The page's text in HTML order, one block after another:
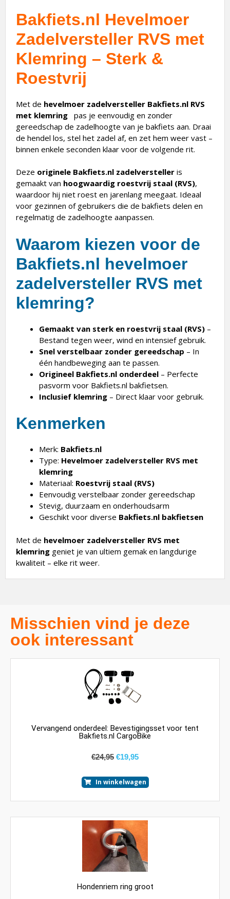
Bakfiets.nl Hevelmoer
Zadelversteller RVS met
Klemring – Sterk &
Roestvrij
Met de hevelmoer zadelversteller Bakfiets.nl RVS
met klemring pas je eenvoudig en zonder
gereedschap de zadelhoogte van je bakfiets aan. Draai
de hendel los, stel het zadel af, en zet hem weer vast –
binnen enkele seconden klaar voor de volgende rit.
Deze originele Bakfiets.nl zadelversteller is
gemaakt van hoogwaardig roestvrij staal (RVS),
waardoor hij niet roest en jarenlang meegaat. Ideaal
voor gezinnen of gebruikers die de bakfiets delen en
regelmatig de zadelhoogte aanpassen.
Waarom kiezen voor de
Bakfiets.nl hevelmoer
zadelversteller RVS met
klemring?
Gemaakt van sterk en roestvrij staal (RVS) –
Bestand tegen weer, wind en intensief gebruik.
Snel verstelbaar zonder gereedschap – In
één handbeweging aan te passen.
Origineel Bakfiets.nl onderdeel – Perfecte
pasvorm voor Bakfiets.nl bakfietsen.
Inclusief klemring – Direct klaar voor gebruik.
Kenmerken
Merk: Bakfiets.nl
Type: Hevelmoer zadelversteller RVS met
klemring
Materiaal: Roestvrij staal (RVS)
Eenvoudig verstelbaar zonder gereedschap
Stevig, duurzaam en onderhoudsarm
Geschikt voor diverse Bakfiets.nl bakfietsen
Met de hevelmoer zadelversteller RVS met
klemring geniet je van ultiem gemak en langdurige
kwaliteit – elke rit weer.
Misschien vind je deze
ook interessant
Vervangend onderdeel: Bevestigingsset voor tent
Bakfiets.nl CargoBike
€24,95 €19,95
In winkelwagen
Hondenriem ring groot